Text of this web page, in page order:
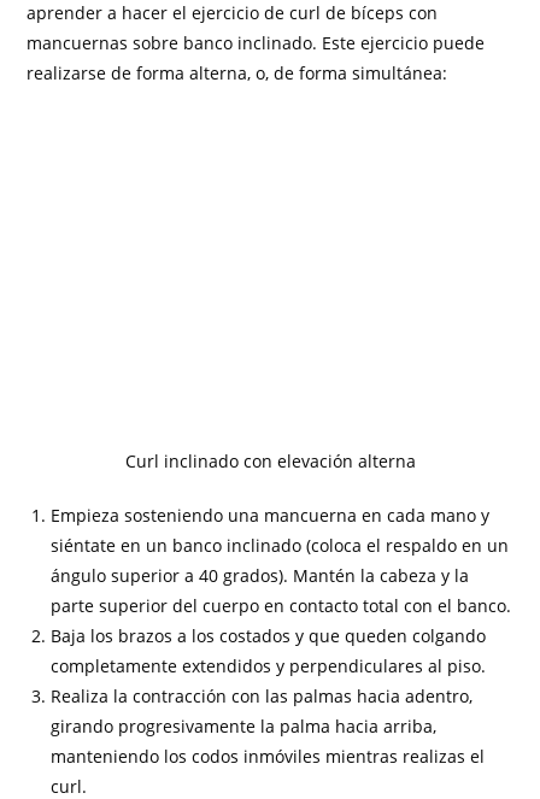
aprender a hacer el ejercicio de curl de bíceps con
mancuernas sobre banco inclinado. Este ejercicio puede
realizarse de forma alterna, o, de forma simultánea:
Curl inclinado con elevación alterna
Empieza sosteniendo una mancuerna en cada mano y
siéntate en un banco inclinado (coloca el respaldo en un
ángulo superior a 40 grados). Mantén la cabeza y la
parte superior del cuerpo en contacto total con el banco.
Baja los brazos a los costados y que queden colgando
completamente extendidos y perpendiculares al piso.
Realiza la contracción con las palmas hacia adentro,
girando progresivamente la palma hacia arriba,
manteniendo los codos inmóviles mientras realizas el
curl.